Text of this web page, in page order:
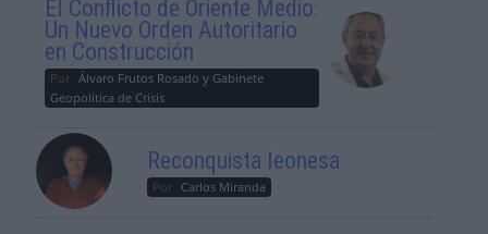
El Conflicto de Oriente Medio:
Un Nuevo Orden Autoritario
en Construcción
Por Álvaro Frutos Rosado y Gabinete
Geopolítica de Crisis
Reconquista leonesa
Por Carlos Miranda